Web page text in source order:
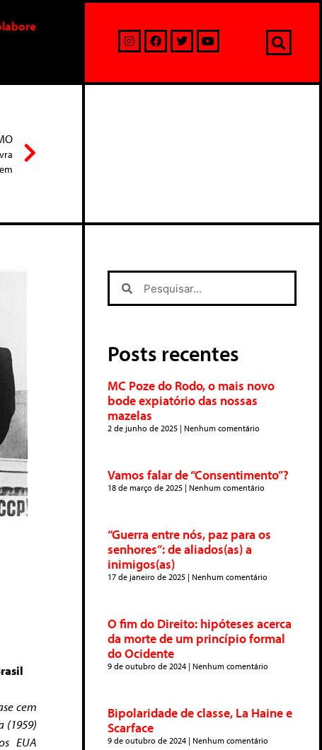
cem
(1959)
EUA
Posts recentes
MC Poze do Rodo, o mais novo
bode expiatório das nossas
mazelas
2 de junho de 2025 Nenhum comentário
Vamos falar de “Consentimento”?
18 de março de 2025 Nenhum comentário
“Guerra entre nós, paz para os
senhores”: de aliados(as) a
inimigos(as)
17 de janeiro de 2025 Nenhum comentário
O fim do Direito: hipóteses acerca
da morte de um princípio formal
do Ocidente
9 de outubro de 2024 Nenhum comentário
Bipolaridade de classe, La Haine e
Scarface
9 de outubro de 2024 Nenhum comentário